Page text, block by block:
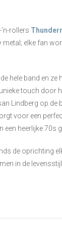
rollers
metal; elke fan
hele band en ze
touch door
Lindberg op de
voor een
heerlijke 70s
de oprichting
in de